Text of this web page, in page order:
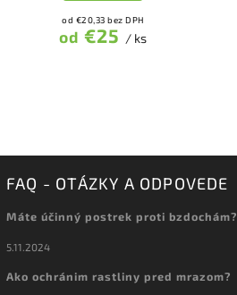
od €20,33 bez DPH
od €25 / ks
FAQ - OTÁZKY A ODPOVEDE
Máte účinný postrek proti bzdochám?
5.11.2024
Ako ochránim rastliny pred mrazom?